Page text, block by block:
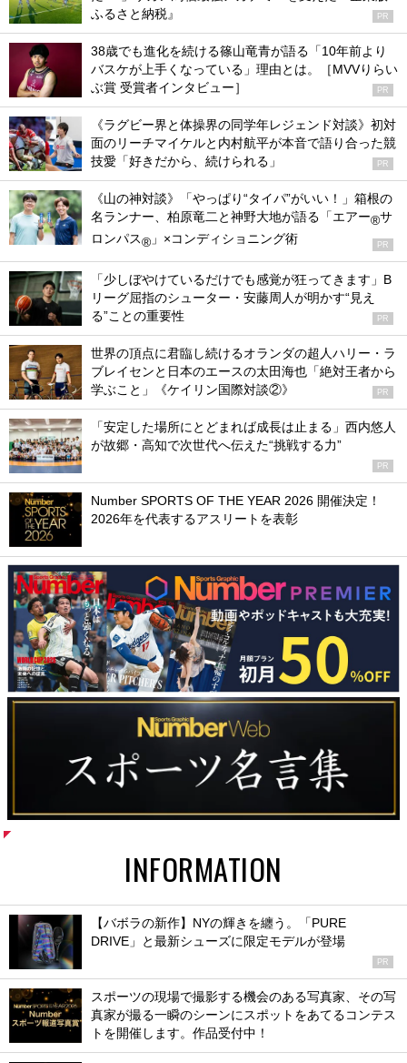
ふるさと納税』
PR
38歳でも進化を続ける篠山竜青が語る「10年前より
バスケが上手くなっている」理由とは。［MVVりらい
ぶ賞 受賞者インタビュー］
PR
《ラグビー界と体操界の同学年レジェンド対談》初対
面のリーチマイケルと内村航平が本音で語り合った競
技愛「好きだから、続けられる」
PR
《山の神対談》「やっぱり“タイパ”がいい！」箱根の
名ランナー、柏原竜二と神野大地が語る「エアー®サ
ロンパス® 」×コンディショニング術 PR
「少しぼやけているだけでも感覚が狂ってきます」B
リーグ屈指のシューター・安藤周人が明かす“見え
る”ことの重要性
PR
世界の頂点に君臨し続けるオランダの超人ハリー・ラ
ブレイセンと日本のエースの太田海也「絶対王者から
学ぶこと」《ケイリン国際対談②》
PR
「安定した場所にとどまれば成長は止まる」西内悠人
が故郷・高知で次世代へ伝えた“挑戦する力”
PR
Number SPORTS OF THE YEAR 2026 開催決定！
2026年を代表するアスリートを表彰
INFORMATION
【バボラの新作】NYの輝きを纏う。「PURE
DRIVE」と最新シューズに限定モデルが登場
PR
スポーツの現場で撮影する機会のある写真家、その写
真家が撮る一瞬のシーンにスポットをあてるコンテス
トを開催します。作品受付中！